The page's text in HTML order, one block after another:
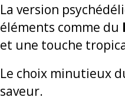
La version
éléments comme du
et une touche
Le choix minutieux
saveur.